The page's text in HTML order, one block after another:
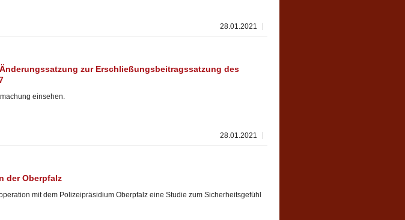
28.01.2021
zur Erschließungsbeitragssatzung des
einsehen.
28.01.2021
der Oberpfalz
mit dem Polizeipräsidium Oberpfalz eine Studie zum Sicherheitsgefühl